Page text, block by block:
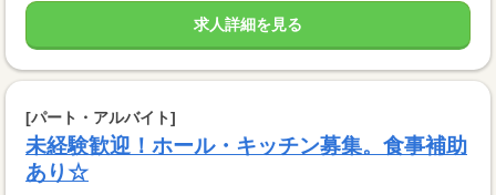
求人詳細を見る
[パート・アルバイト]
未経験歓迎！ホール・キッチン募集。食事補助
あり☆